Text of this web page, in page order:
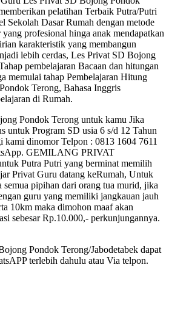
pelatihan Terbaik Putra/Putri
Sekolah Dasar Rumah dengan metode
profesional hinga anak mendapatkan
karakteristik yang membangun
lebih cerdas, Les Privat SD Bojong
pembelajaran Bacaan dan hitungan
memulai tahap Pembelajaran Hitung
Terong, Bahasa Inggris
di Rumah.
Pondok Terong untuk kamu Jika
untuk Program SD usia 6 s/d 12 Tahun
kami dinomor Telpon : 0813 1604 7611
GEMILANG PRIVAT
Putra Putri yang berminat memilih
Privat Guru datang keRumah, Untuk
semua pipihan dari orang tua murid, jika
guru yang memiliki jangkauan jauh
10km maka dimohon maaf akan
sebesar Rp.10.000,- perkunjungannya.
Pondok Terong/Jabodetabek dapat
terlebih dahulu atau Via telpon.